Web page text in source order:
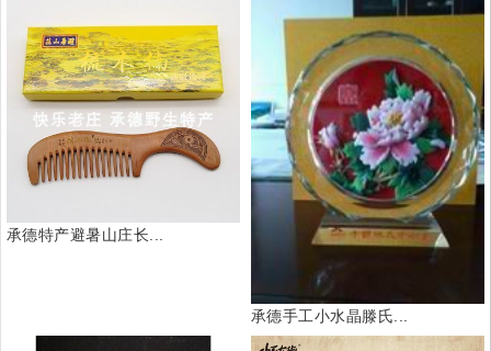
承德特产避暑山庄长...
承德手工小水晶滕氏...